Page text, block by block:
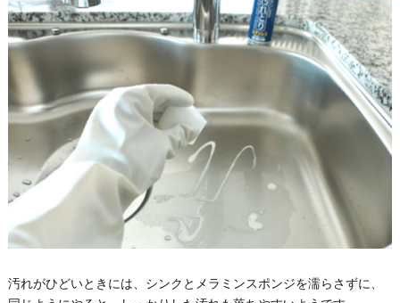
汚れがひどいときには、シンクとメラミンスポンジを濡らさずに、